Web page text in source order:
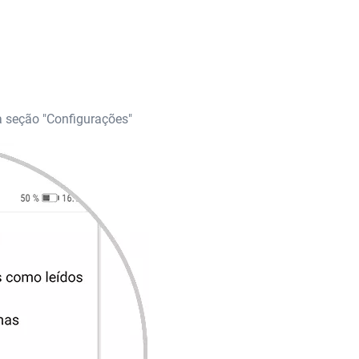
seção "Configurações"